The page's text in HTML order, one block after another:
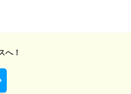
へ！